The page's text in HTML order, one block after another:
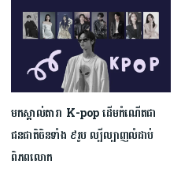
មកស្គាល់តារា K-pop ដើមកំណើតជា
ជនជាតិចិនទាំង ៩រូប ល្បីល្បាញលំដាប់
ពិភពលោក